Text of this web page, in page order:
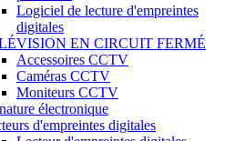
Logiciel de lecture d'empreintes
digitales
EN CIRCUIT FERMÉ
Accessoires CCTV
Caméras CCTV
Moniteurs CCTV
électronique
d'empreintes digitales